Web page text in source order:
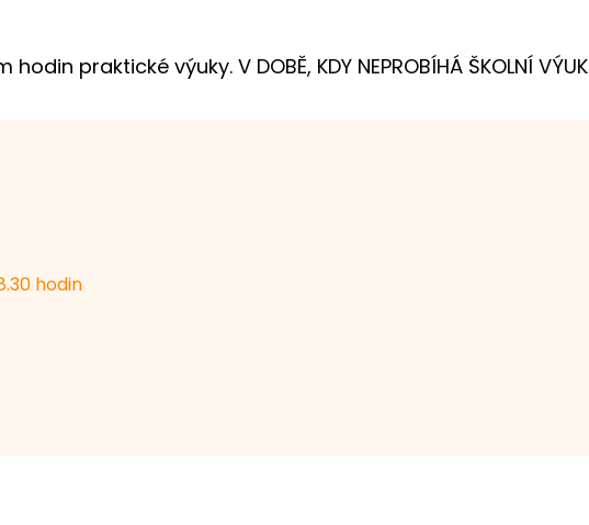
praktické výuky. V DOBĚ, KDY NEPROBÍHÁ ŠKOLNÍ
hodin